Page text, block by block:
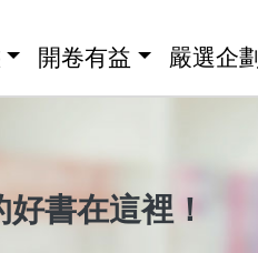
開卷有益 嚴選企劃
書在這裡！